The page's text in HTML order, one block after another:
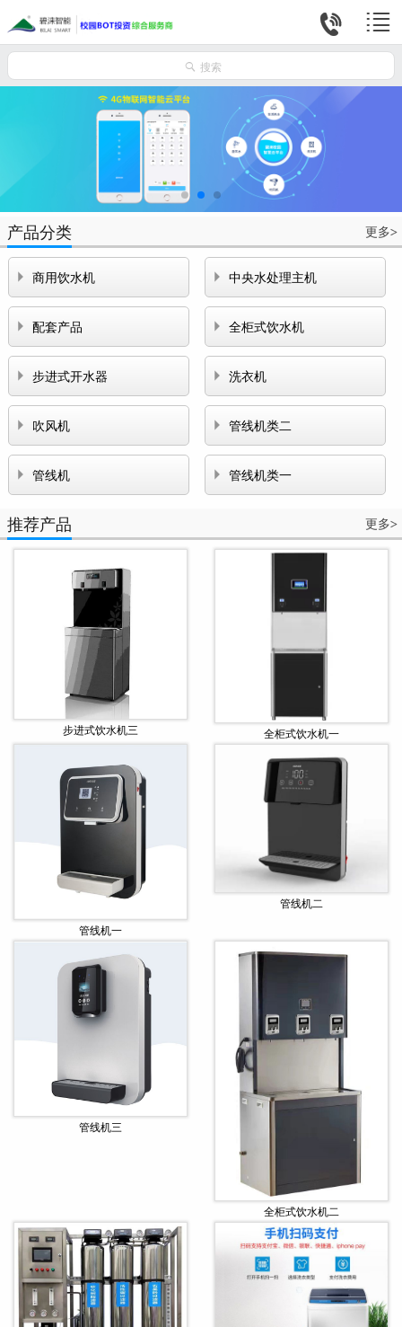


 搜索
产品分类 更多>
 商用饮水机  中央水处理主机
 配套产品  全柜式饮水机
 步进式开水器  洗衣机
 吹风机  管线机类二
 管线机  管线机类一
推荐产品 更多>
步进式饮水机三 全柜式饮水机一
管线机一
管线机二
管线机三
全柜式饮水机二